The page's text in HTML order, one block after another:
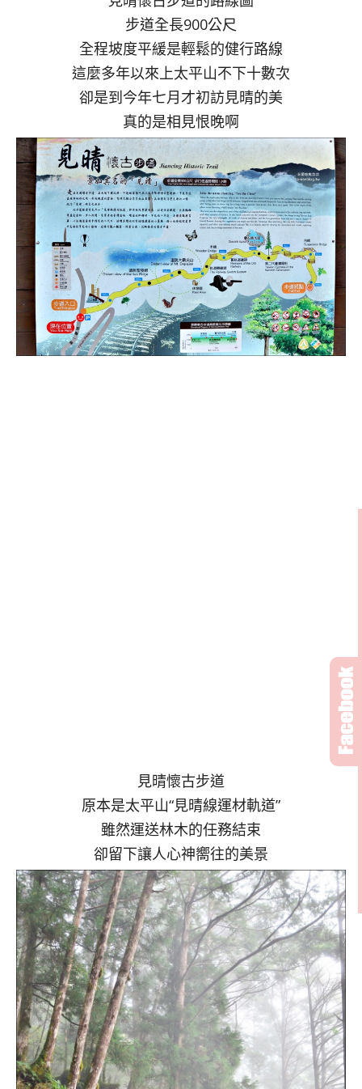
步道全長900公尺
全程坡度平緩是輕鬆的健行路線
這麼多年以來上太平山不下十數次
卻是到今年七月才初訪見晴的美
真的是相見恨晚啊
見晴懷古步道
原本是太平山“見晴線運材軌道”
雖然運送林木的任務結束
卻留下讓人心神嚮往的美景